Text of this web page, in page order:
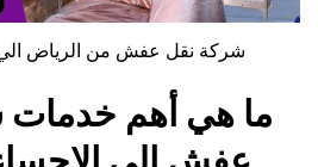
شركة نقل عفش من الرياض الي
ما هي أهم